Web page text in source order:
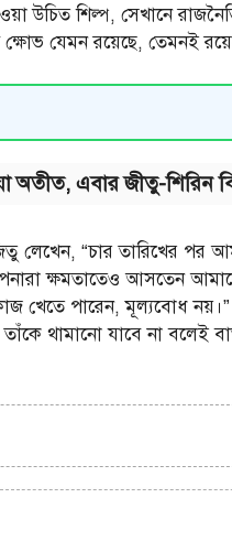
উচিত শিল্প, সেখানে
ক্ষোভ যেমন রয়েছে, তেমনই
অতীত, এবার জীতু-শিরিন
লেখেন, “চার তারিখের
ক্ষমতাতেও আসতেন
পারেন, মূল্যবোধ নয়।”
থামানো যাবে না বলেই